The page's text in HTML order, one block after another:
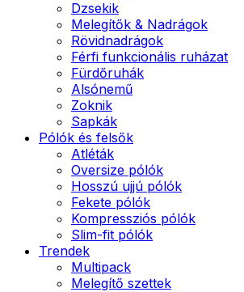
Dzsekik
Melegítők & Nadrágok
Rövidnadrágok
Férfi funkcionális ruházat
Fürdőruhák
Alsónemű
Zoknik
Sapkák
Pólók és felsők
Atléták
Oversize pólók
Hosszú ujjú pólók
Fekete pólók
Kompressziós pólók
Slim-fit pólók
Trendek
Multipack
Melegítő szettek